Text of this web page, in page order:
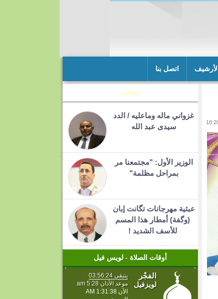
الأرشيف اتصل بنا
مقالات
غزواني ماله وماعليه / الدد
سيدى عبد الله
الوزير الأول: "مجتمعنا مر
بمراحل مظلمة"
عبثية مهرجانات تگانت إبان
(وگفة) أمطار هذا المسم
للأسف الشديد !
أوقات الصلاة - لويس فيل